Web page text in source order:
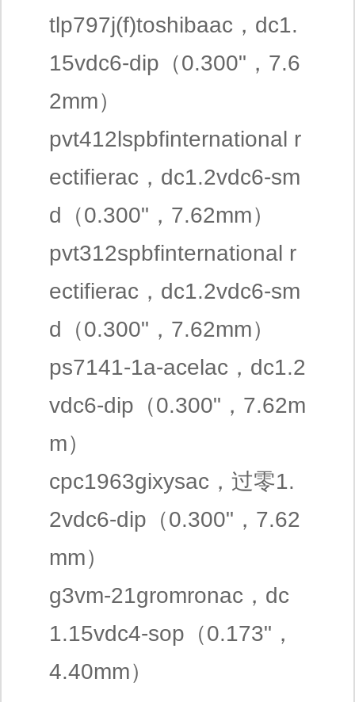
tlp797j(f)toshibaac，dc1.
15vdc6-dip（0.300"，7.6
2mm）
pvt412lspbfinternational r
ectifierac，dc1.2vdc6-sm
d（0.300"，7.62mm）
pvt312spbfinternational r
ectifierac，dc1.2vdc6-sm
d（0.300"，7.62mm）
ps7141-1a-acelac，dc1.2
vdc6-dip（0.300"，7.62m
m）
cpc1963gixysac，过零1.
2vdc6-dip（0.300"，7.62
mm）
g3vm-21gromronac，dc
1.15vdc4-sop（0.173"，
4.40mm）